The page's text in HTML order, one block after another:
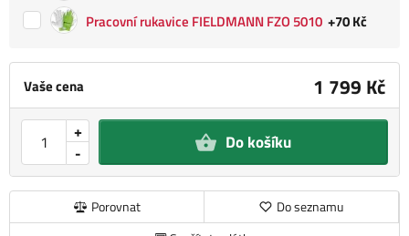
Vaše cena 1 799 Kč
-
+ Do košíku
Porovnat
Do seznamu
Pracovní rukavice FIELDMANN FZO 5010 +70 Kč